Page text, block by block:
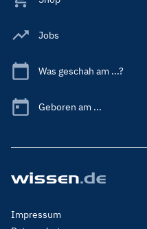
Jobs
Was geschah am ...?
Geboren am ...
Footer
Impressum